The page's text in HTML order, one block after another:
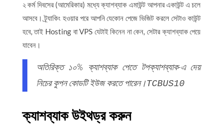
২ কর্ম দিবসের (আমেরিকার) মধ্যে ক্যাশব্যাক এমাউন্ট আপনার একাউন্ট এ চলে
আসবে। ট্র্যাকিং হওয়ার পরে আপনি যেকোন পেজে ভিজিট করলে সেটাও কাউন্ট
হবে, তাই Hosting বা VPS যেটাই কিনেন না কেন, সেটার ক্যাশব্যাক পেয়ে
যাবেন।
অতিরিক্ত ১০% ক্যাশব্যাক পেতে টপক্যাশব্যাক-এ দেয়
নিচের কুপন কোডটি ইউজ করতে পারেন।TCBUS10
ক্যাশব্যাক উইথড্র করুন